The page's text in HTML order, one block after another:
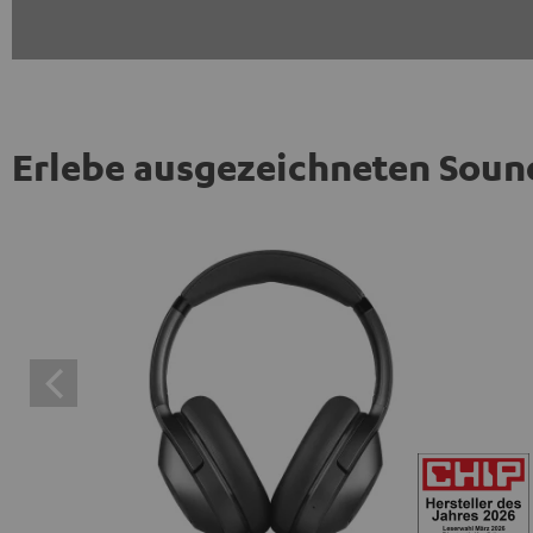
Erlebe ausgezeichneten